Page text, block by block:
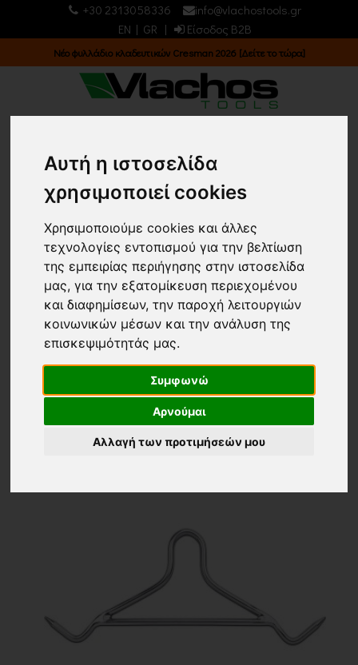
Αυτή η ιστοσελίδα
χρησιμοποιεί cookies
Χρησιμοποιούμε cookies και άλλες
τεχνολογίες εντοπισμού για την βελτίωση
της εμπειρίας περιήγησης στην ιστοσελίδα
μας, για την εξατομίκευση περιεχομένου
και διαφημίσεων, την παροχή λειτουργιών
κοινωνικών μέσων και την ανάλυση της
επισκεψιμότητάς μας.
Συμφωνώ
Αρνούμαι
Αλλαγή των προτιμήσεών μου
+30 2313058336
info@vlachostools.gr
EN | GR | Είσοδος B2B
Νέο φυλλάδιο κλαδευτικών Cresman 2026 [Δείτε το τώρα]
ΕΙΔΗ ΚΡΕΟΠΩΛΕΙΟΥ &
ΚΟΥΖΙΝΑΣ/ ΤΣΙΓΚΕΛΙΑ
Κεντρική σελίδα
ΕΙΔΗ ΚΡΕΟΠΩΛΕΙΟΥ & ΚΟΥΖΙΝΑΣ
ΤΣΙΓΚΕΛΙΑ(6)
Επιστροφή
Ταξινόμηση
24 ΠΡΟΙΟΝΤΑ